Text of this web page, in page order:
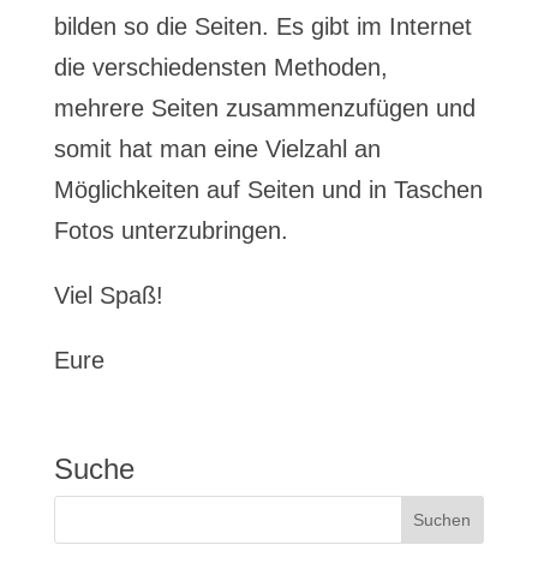
bilden so die Seiten. Es gibt im Internet
die verschiedensten Methoden,
mehrere Seiten zusammenzufügen und
somit hat man eine Vielzahl an
Möglichkeiten auf Seiten und in Taschen
Fotos unterzubringen.
Viel Spaß!
Eure
Suche